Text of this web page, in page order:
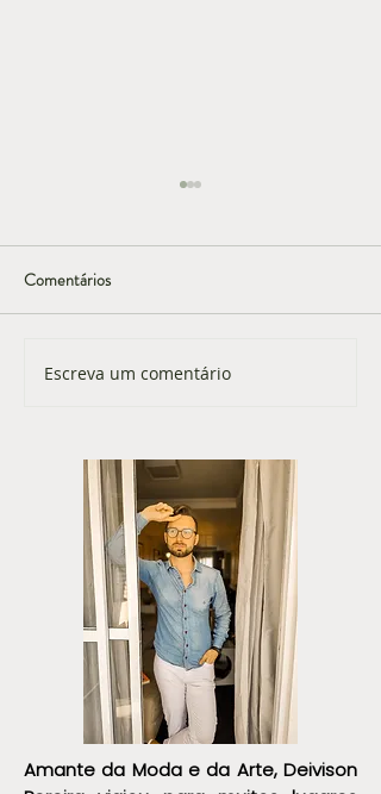
Ícone de Estilo e Elegância de
Comentários
Escreva um comentário
Amante da Moda e da Arte, Deivison